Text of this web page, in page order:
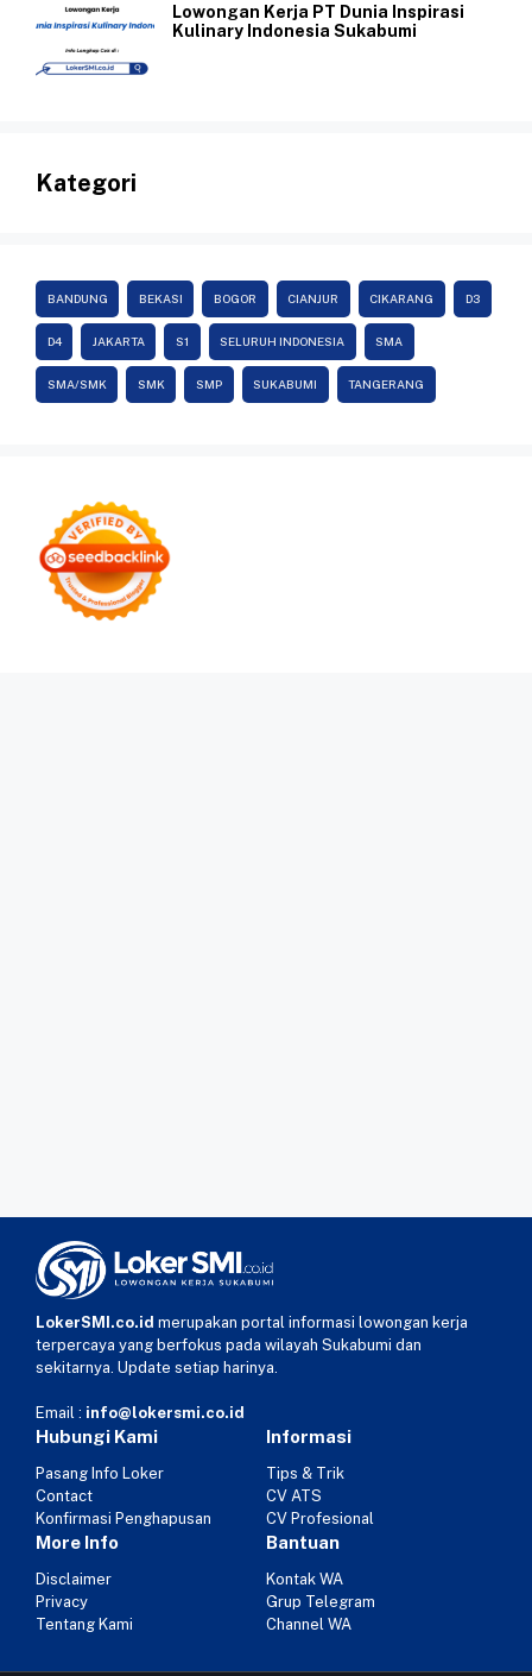
Lowongan Kerja PT Dunia Inspirasi
Kulinary Indonesia Sukabumi
Kategori
BANDUNG BEKASI BOGOR CIANJUR CIKARANG D3
D4 JAKARTA S1 SELURUH INDONESIA SMA
SMA/SMK SMK SMP SUKABUMI TANGERANG
LokerSMI.co.id merupakan portal informasi lowongan kerja
terpercaya yang berfokus pada wilayah Sukabumi dan
sekitarnya. Update setiap harinya.
Email : info@lokersmi.co.id
Hubungi Kami
Pasang Info Loker
Contact
Konfirmasi Penghapusan
Informasi
Tips & Trik
CV ATS
CV Profesional
More Info
Disclaimer
Privacy
Tentang Kami
Bantuan
Kontak WA
Grup Telegram
Channel WA